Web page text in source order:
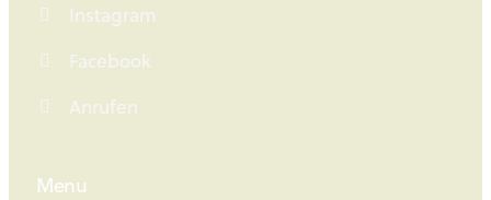
Instagram
Facebook
Anrufen
Menu